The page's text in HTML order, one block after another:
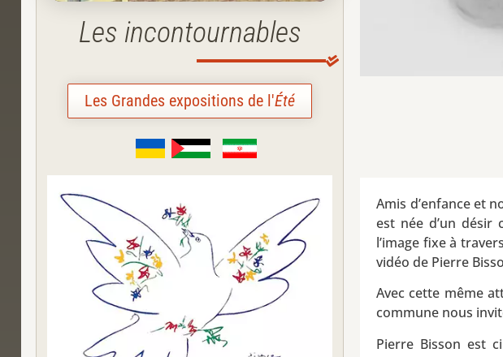
Les incontournables
Les Grandes expositions de l'Été
Amis d’enfance et
est née d’un désir
l’image fixe à
vidéo de Pierre
Avec cette même
commune nous
Pierre Bisson est